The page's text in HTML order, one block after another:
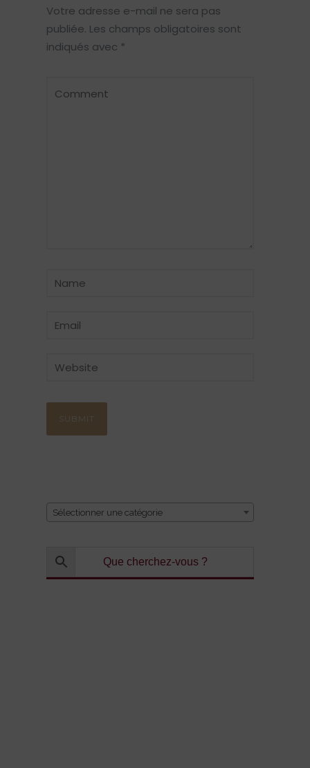
Votre adresse e-mail ne sera pas
publiée. Les champs obligatoires sont
indiqués avec *
Sélectionner une catégorie